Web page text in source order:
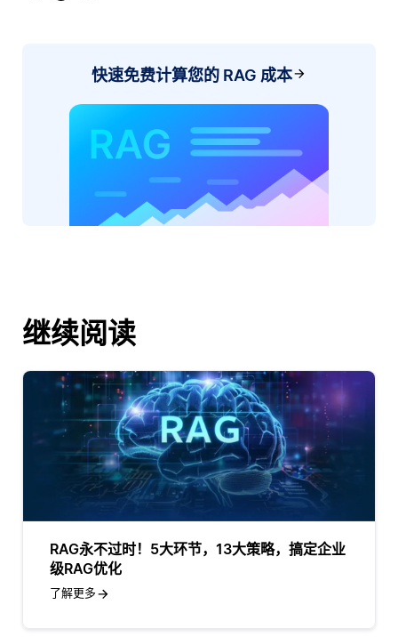
快速免费计算您的 RAG 成本
继续阅读
RAG永不过时！5大环节，13大策略，搞定企业
级RAG优化
了解更多